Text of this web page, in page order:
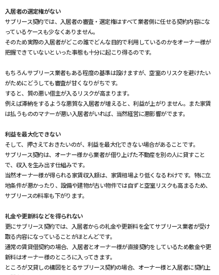
入居者の選定権がない
サブリース契約では、入居者の審査・選定権はすべて業者側に任せる契約内容にな
っているケースも少なくありません。
そのため実際の入居者がどこの誰でどんな目的で利用しているのかをオーナー様が
把握できていないといった事態も十分に起こり得るのです。
もちろんサブリース業者もある程度の基準は設けますが、空室のリスクを避けたい
がためにどうしても審査が甘くなりがちです。
すると、質の悪い借主が入るリスクが高まります。
例えば滞納をするような悪質な入居者が増えると、利益が上がりません。また家賃
は払うもののマナーが悪い入居者がいれば、当然経営に悪影響がでます。
利益を最大化できない
そして、押さえておきたいのが、利益を最大化できない場合があることです。
サブリース契約は、オーナー様から業者が借り上げた不動産を別の人に貸すこと
で、収入を生み出す仕組みです。
当然オーナー様が得られる家賃収入額は、家賃相場より低くなるわけです。特に立
地条件が悪かったり、設備や建物が古い物件では自ずと空室リスクも高まるため、
サブリースの料率も下がります。
礼金や更新料などを得られない
更にサブリース契約では、入居者からの礼金や更新料を全てサブリース業者が受け
取る内容になっていることがほとんどです。
通常の賃貸借契約の場合、入居者とオーナー様が直接契約をしているため敷金や更
新料はオーナー様のところに入ってきます。
ところが又貸しの構図をとるサブリース契約の場合、オーナー様と入居者に契約上